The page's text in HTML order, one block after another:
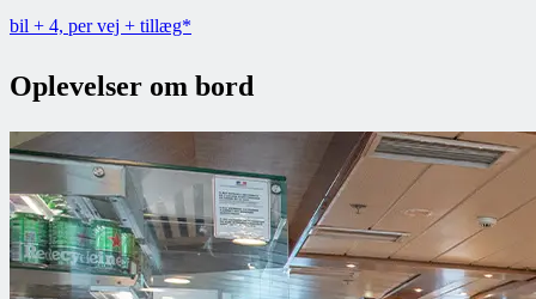
bil + 4, per vej + tillæg*
Oplevelser om bord